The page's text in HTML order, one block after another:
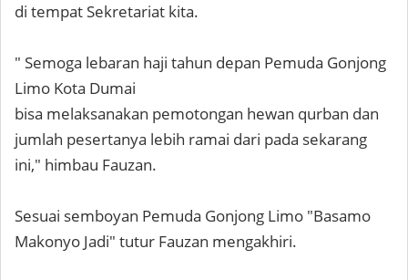
di tempat Sekretariat kita.
" Semoga lebaran haji tahun depan Pemuda Gonjong
Limo Kota Dumai
bisa melaksanakan pemotongan hewan qurban dan
jumlah pesertanya lebih ramai dari pada sekarang
ini," himbau Fauzan.
Sesuai semboyan Pemuda Gonjong Limo "Basamo
Makonyo Jadi" tutur Fauzan mengakhiri.